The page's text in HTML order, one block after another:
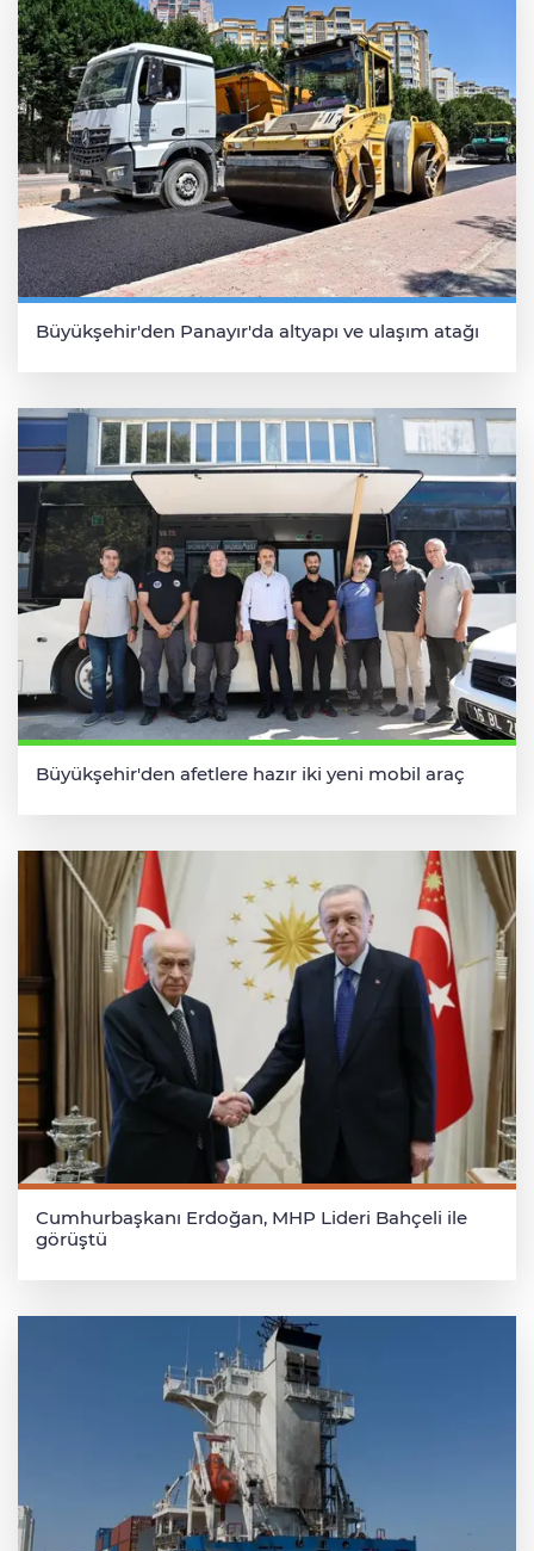
Büyükşehir'den Panayır'da altyapı ve ulaşım atağı
Büyükşehir'den afetlere hazır iki yeni mobil araç
Cumhurbaşkanı Erdoğan, MHP Lideri Bahçeli ile
görüştü